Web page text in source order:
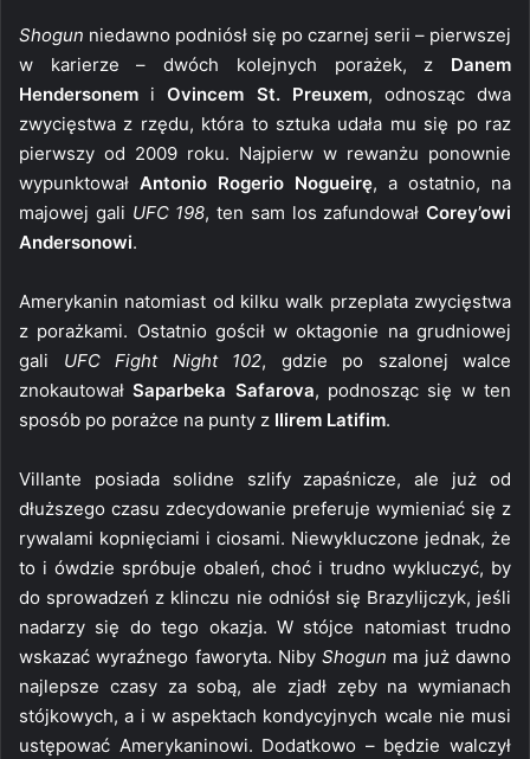
Shogun niedawno podniósł się po czarnej serii – pierwszej
w karierze – dwóch kolejnych porażek, z Danem
Hendersonem iOvincem St. Preuxem, odnosząc dwa
zwycięstwa z rzędu, która to sztuka udała mu się po raz
pierwszy od 2009 roku. Najpierw w rewanżu ponownie
wypunktował Antonio Rogerio Nogueirę, a ostatnio, na
majowej gali UFC 198, ten sam los zafundował Corey’owi
Andersonowi.
Amerykanin natomiast od kilku walk przeplata zwycięstwa
z porażkami. Ostatnio gościł w oktagonie na grudniowej
gali UFC Fight Night 102, gdzie po szalonej walce
znokautowałSaparbeka Safarova, podnosząc się w ten
sposób po porażce na punty z Ilirem Latifim.
Villante posiada solidne szlify zapaśnicze, ale już od
dłuższego czasu zdecydowanie preferuje wymieniać się z
rywalami kopnięciami i ciosami. Niewykluczone jednak, że
to i ówdzie spróbuje obaleń, choć i trudno wykluczyć, by
do sprowadzeń z klinczu nie odniósł się Brazylijczyk, jeśli
nadarzy się do tego okazja. W stójce natomiast trudno
wskazać wyraźnego faworyta. NibyShogun ma już dawno
najlepsze czasy za sobą, ale zjadł zęby na wymianach
stójkowych, a i w aspektach kondycyjnych wcale nie musi
ustępować Amerykaninowi. Dodatkowo – będzie walczył